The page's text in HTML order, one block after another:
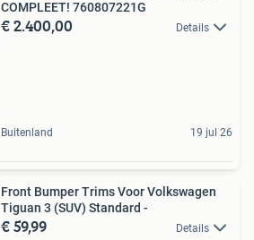
COMPLEET! 760807221G
€ 2.400,00 Details
Buitenland 19 jul 26
Front Bumper Trims Voor Volkswagen
Tiguan 3 (SUV) Standard -
€ 59,99 Details